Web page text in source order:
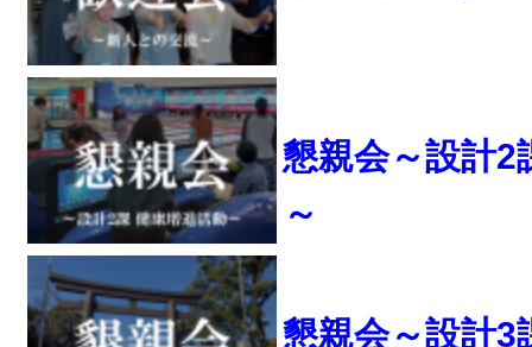
懇親会～設計2
～
懇親会～設計3